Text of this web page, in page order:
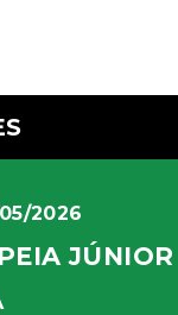
2026
JÚNIOR